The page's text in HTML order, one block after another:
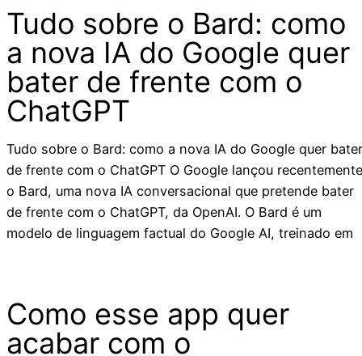
Tudo sobre o Bard: como
a nova IA do Google quer
bater de frente com o
ChatGPT
Tudo sobre o Bard: como a nova IA do Google quer bater
de frente com o ChatGPT O Google lançou recentemente
o Bard, uma nova IA conversacional que pretende bater
de frente com o ChatGPT, da OpenAI. O Bard é um
modelo de linguagem factual do Google AI, treinado em
Como esse app quer
acabar com o